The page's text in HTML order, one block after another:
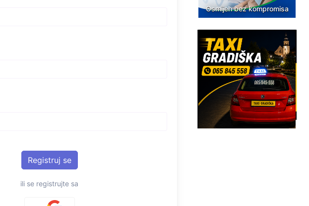
ili se registrujte sa
Osmijeh bez kompromisa